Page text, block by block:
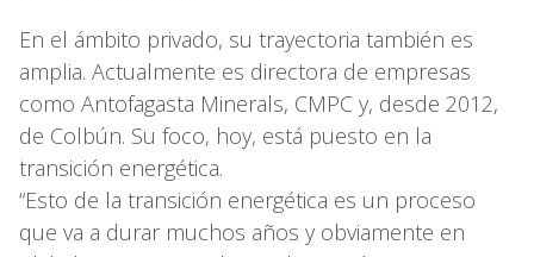
En el ámbito privado, su trayectoria también es
amplia. Actualmente es directora de empresas
como Antofagasta Minerals, CMPC y, desde 2012,
de Colbún. Su foco, hoy, está puesto en la
transición energética.
“Esto de la transición energética es un proceso
que va a durar muchos años y obviamente en